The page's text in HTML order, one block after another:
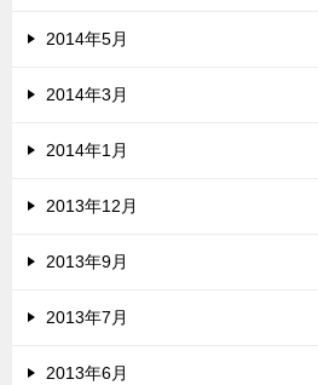
2014年5月
2014年3月
2014年1月
2013年12月
2013年9月
2013年7月
2013年6月